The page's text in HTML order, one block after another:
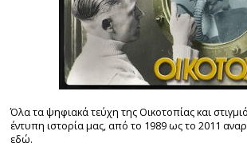
Όλα τα ψηφιακά τεύχη της Οικοτοπίας και
έντυπη ιστορία μας, από το 1989 ως το 2011
εδώ.